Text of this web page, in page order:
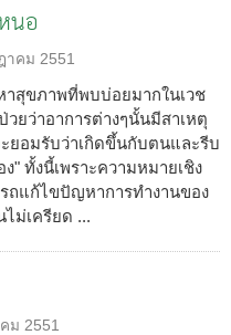
นอ
าคม 2551
าสุขภาพที่พบบ่อยมากในเวช
ยว่าอาการต่างๆนั้นมีสาเหตุ
ยอมรับว่าเกิดขึ้นกับตนและรีบ
" ทั้งนี้เพราะความหมายเชิง
ถแก้ไขปัญหาการทำงานของ
ม่เครียด ...
ม 2551